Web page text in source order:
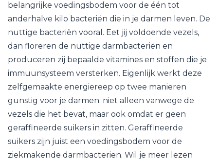
belangrijke voedingsbodem voor de één tot
anderhalve kilo bacteriën die in je darmen leven. De
nuttige bacteriën vooral. Eet jij voldoende vezels,
dan floreren de nuttige darmbacteriën en
produceren zij bepaalde vitamines en stoffen die je
immuunsysteem versterken. Eigenlijk werkt deze
zelfgemaakte energiereep op twee manieren
gunstig voor je darmen; niet alleen vanwege de
vezels die het bevat, maar ook omdat er geen
geraffineerde suikers in zitten. Geraffineerde
suikers zijn juist een voedingsbodem voor de
ziekmakende darmbacteriën. Wil je meer lezen